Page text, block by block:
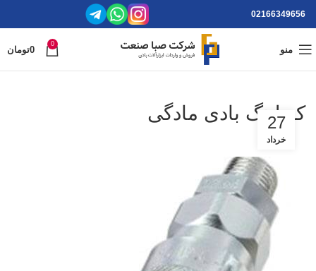
02166349656
منو
0
0تومان
کوپلینگ بادی مادگی
27
خرداد